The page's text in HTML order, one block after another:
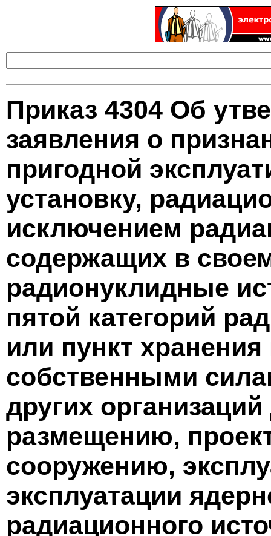
Приказ 4304 Об
заявления о
пригодной
установку,
исключением
содержащих в
радионуклидные
пятой категорий
или пункт
собственными
других
размещению,
сооружению,
эксплуатации
радиационного